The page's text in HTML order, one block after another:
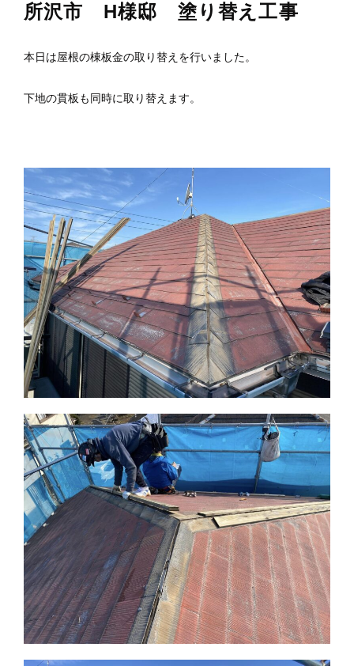
所沢市 H様邸 塗り替え工事
本日は屋根の棟板金の取り替えを行いました。
下地の貫板も同時に取り替えます。